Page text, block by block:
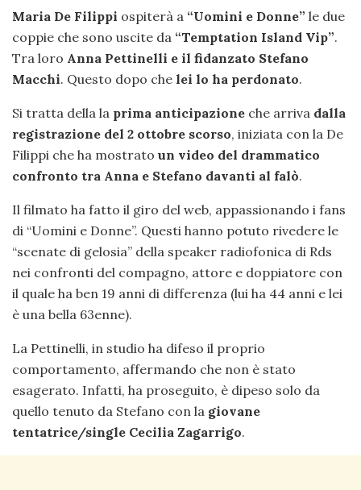
Maria De Filippi ospiterà a “Uomini e Donne” le due
coppie che sono uscite da “Temptation Island Vip”.
Tra loro Anna Pettinelli e il fidanzato Stefano
Macchi. Questo dopo che lei lo ha perdonato.
Si tratta della la prima anticipazione che arriva dalla
registrazione del 2 ottobre scorso, iniziata con la De
Filippi che ha mostrato un video del drammatico
confronto tra Anna e Stefano davanti al falò.
Il filmato ha fatto il giro del web, appassionando i fans
di “Uomini e Donne”. Questi hanno potuto rivedere le
“scenate di gelosia” della speaker radiofonica di Rds
nei confronti del compagno, attore e doppiatore con
il quale ha ben 19 anni di differenza (lui ha 44 anni e lei
è una bella 63enne).
La Pettinelli, in studio ha difeso il proprio
comportamento, affermando che non è stato
esagerato. Infatti, ha proseguito, è dipeso solo da
quello tenuto da Stefano con la giovane
tentatrice/single Cecilia Zagarrigo.